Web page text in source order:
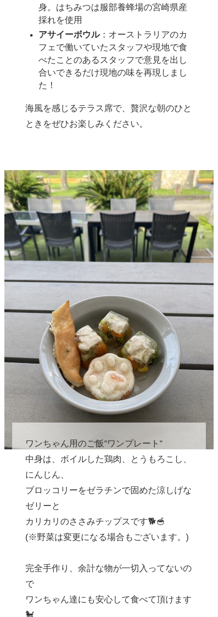
身。はちみつは服部養蜂場の宮崎県産
採れを使用
アサイーボウル：オーストラリアのカ
フェで働いていたスタッフや現地で食
べたことのあるスタッフで意見を出し
合いできるだけ現地の味を再現しまし
た！
海風を感じるテラス席で、贅沢な朝のひと
ときをぜひお楽しみください。
ワンちゃん用のご飯”ワンプレート”
中身は、ボイルした鶏肉、とうもろこし、
にんじん、
ブロッコリーをゼラチンで固めた涼しげな
ゼリーと
カリカリのささみチップスです🐕🥣
(※野菜は変更になる場合もございます。)
完全手作り、余計な物が一切入ってないの
で
ワンちゃん達にも安心して食べて頂けます
🐩